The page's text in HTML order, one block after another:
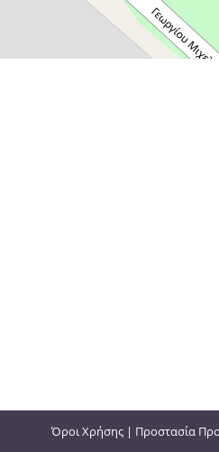
Όροι Χρήσης | Προστασία